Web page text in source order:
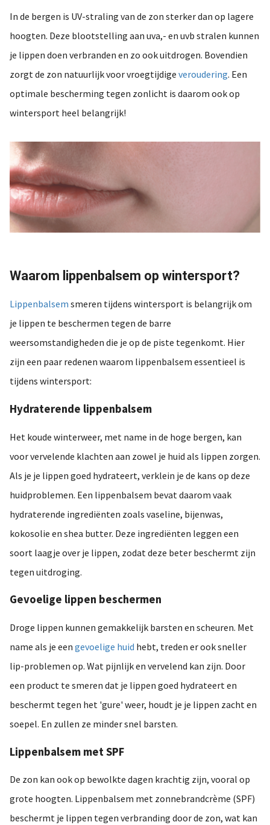
In de bergen is UV-straling van de zon sterker dan op lagere
hoogten. Deze blootstelling aan uva,- en uvb stralen kunnen
je lippen doen verbranden en zo ook uitdrogen. Bovendien
zorgt de zon natuurlijk voor vroegtijdige veroudering. Een
optimale bescherming tegen zonlicht is daarom ook op
wintersport heel belangrijk!
Waarom lippenbalsem op wintersport?
Lippenbalsem smeren tijdens wintersport is belangrijk om
je lippen te beschermen tegen de barre
weersomstandigheden die je op de piste tegenkomt. Hier
zijn een paar redenen waarom lippenbalsem essentieel is
tijdens wintersport:
Hydraterende lippenbalsem
Het koude winterweer, met name in de hoge bergen, kan
voor vervelende klachten aan zowel je huid als lippen zorgen.
Als je je lippen goed hydrateert, verklein je de kans op deze
huidproblemen. Een lippenbalsem bevat daarom vaak
hydraterende ingrediënten zoals vaseline, bijenwas,
kokosolie en shea butter. Deze ingrediënten leggen een
soort laagje over je lippen, zodat deze beter beschermt zijn
tegen uitdroging.
Gevoelige lippen beschermen
Droge lippen kunnen gemakkelijk barsten en scheuren. Met
name als je een gevoelige huid hebt, treden er ook sneller
lip-problemen op. Wat pijnlijk en vervelend kan zijn. Door
een product te smeren dat je lippen goed hydrateert en
beschermt tegen het 'gure' weer, houdt je je lippen zacht en
soepel. En zullen ze minder snel barsten.
Lippenbalsem met SPF
De zon kan ook op bewolkte dagen krachtig zijn, vooral op
grote hoogten. Lippenbalsem met zonnebrandcrème (SPF)
beschermt je lippen tegen verbranding door de zon, wat kan